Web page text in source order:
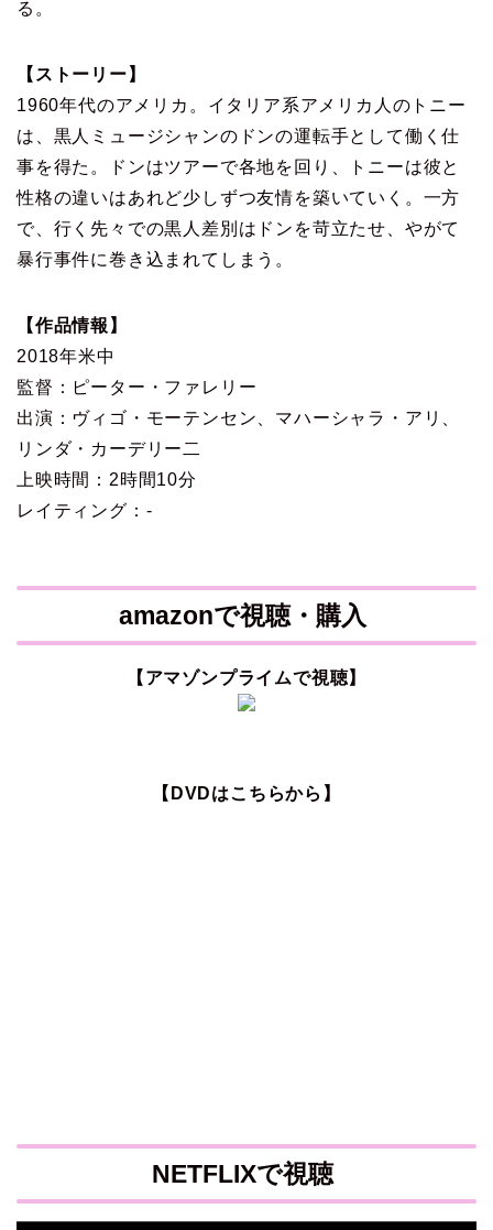
る。
【ストーリー】
1960年代のアメリカ。イタリア系アメリカ人のトニー
は、黒人ミュージシャンのドンの運転手として働く仕
事を得た。ドンはツアーで各地を回り、トニーは彼と
性格の違いはあれど少しずつ友情を築いていく。一方
で、行く先々での黒人差別はドンを苛立たせ、やがて
暴行事件に巻き込まれてしまう。
【作品情報】
2018年米中
監督：ピーター・ファレリー
出演：ヴィゴ・モーテンセン、マハーシャラ・アリ、
リンダ・カーデリー二
上映時間：2時間10分
レイティング：-
amazonで視聴・購入
【アマゾンプライムで視聴】
【DVDはこちらから】
NETFLIXで視聴